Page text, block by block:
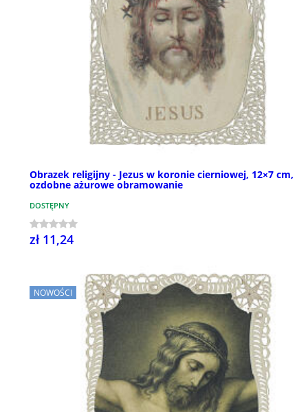
Obrazek religijny - Jezus w koronie cierniowej, 12×7 cm,
ozdobne ażurowe obramowanie
DOSTĘPNY
zł 11,24
NOWOŚCI